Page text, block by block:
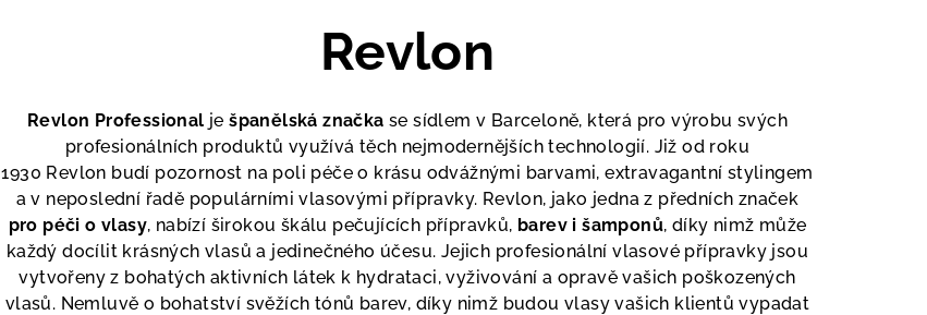
Revlon
Revlon Professional ješpanělská značka se sídlem v Barceloně, která pro výrobu svých
profesionálních produktů využívá těch nejmodernějších technologií. Již od roku
1930 Revlon budí pozornost na poli péče o krásu odvážnými barvami, extravagantní stylingem
a v neposlední řadě populárními vlasovými přípravky. Revlon, jako jedna z předních značek
pro péči o vlasy, nabízí širokou škálu pečujících přípravků, barev i šamponů, díky nimž může
každý docílit krásných vlasů a jedinečného účesu. Jejich profesionální vlasové přípravky jsou
vytvořeny z bohatých aktivních látek k hydrataci, vyživování a opravě vašich poškozených
vlasů. Nemluvě o bohatství svěžích tónů barev, díky nimž budou vlasy vašich klientů vypadat